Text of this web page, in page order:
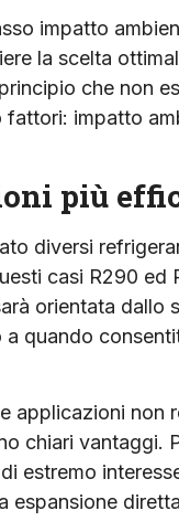
impatto
la scelta
che non
impatto
più
diversi
casi R290
orientata
quando
applicazioni non
chiari vantaggi.
estremo
espansione